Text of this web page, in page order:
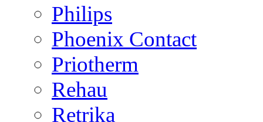
Philips
Phoenix Contact
Priotherm
Rehau
Retrika